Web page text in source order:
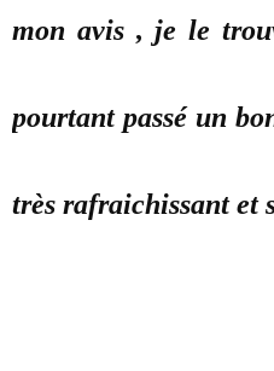
mon avis , je le
pourtant passé un
très rafraichissant et